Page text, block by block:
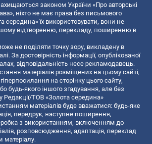
законом України «Про авторські
ніхто не має права без письмового
середина» їх використовувати, вони не
відтворенню, перекладу, поширенню в
не поділяти точку зору, викладену в
За достовірність інформації, опублікованої
відповідальність несе рекламодавець.
матеріалів розміщених на цьому сайті,
на сторінку цього сайту,
будь-якого іншого згадування, але без
Редакції/ТОВ «Золота середина»
матеріалів буде вважатися: будь-яке
передрук, наступне поширення,
з використанням, включенням до
розповсюдження, адаптація, переклад
матеріалу.